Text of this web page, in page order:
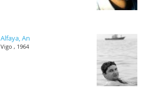
Alfaya, An
Vigo , 1964